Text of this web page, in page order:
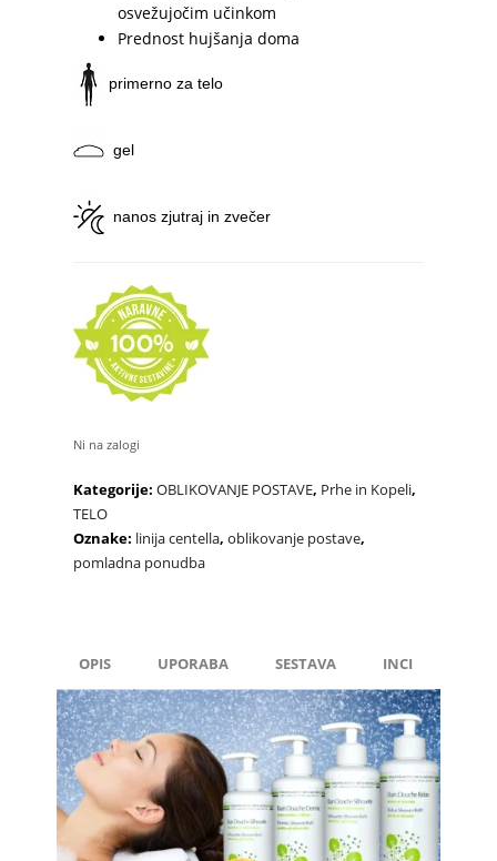
osvežujočim učinkom
Prednost hujšanja doma
primerno za telo
gel
nanos zjutraj in zvečer
Ni na zalogi
Kategorije: OBLIKOVANJE POSTAVE, Prhe in Kopeli,
TELO
Oznake: linija centella, oblikovanje postave,
pomladna ponudba
OPIS UPORABA SESTAVA INCI